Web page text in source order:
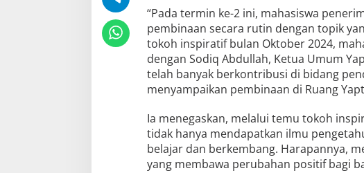
“Pada termin ke-2 ini, mahasiswa
pembinaan secara rutin dengan topik
tokoh inspiratif bulan Oktober 2024,
dengan Sodiq Abdullah, Ketua Umum
telah banyak berkontribusi di bidang
menyampaikan pembinaan di Ruang
Ia menegaskan, melalui temu tokoh
tidak hanya mendapatkan ilmu
belajar dan berkembang. Harapannya,
yang membawa perubahan positif bagi